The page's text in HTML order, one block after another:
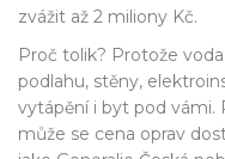
zvážit až 2 miliony Kč.
Proč tolik? Protože
podlahu, stěny,
vytápění i byt pod vámi.
může se cena oprav